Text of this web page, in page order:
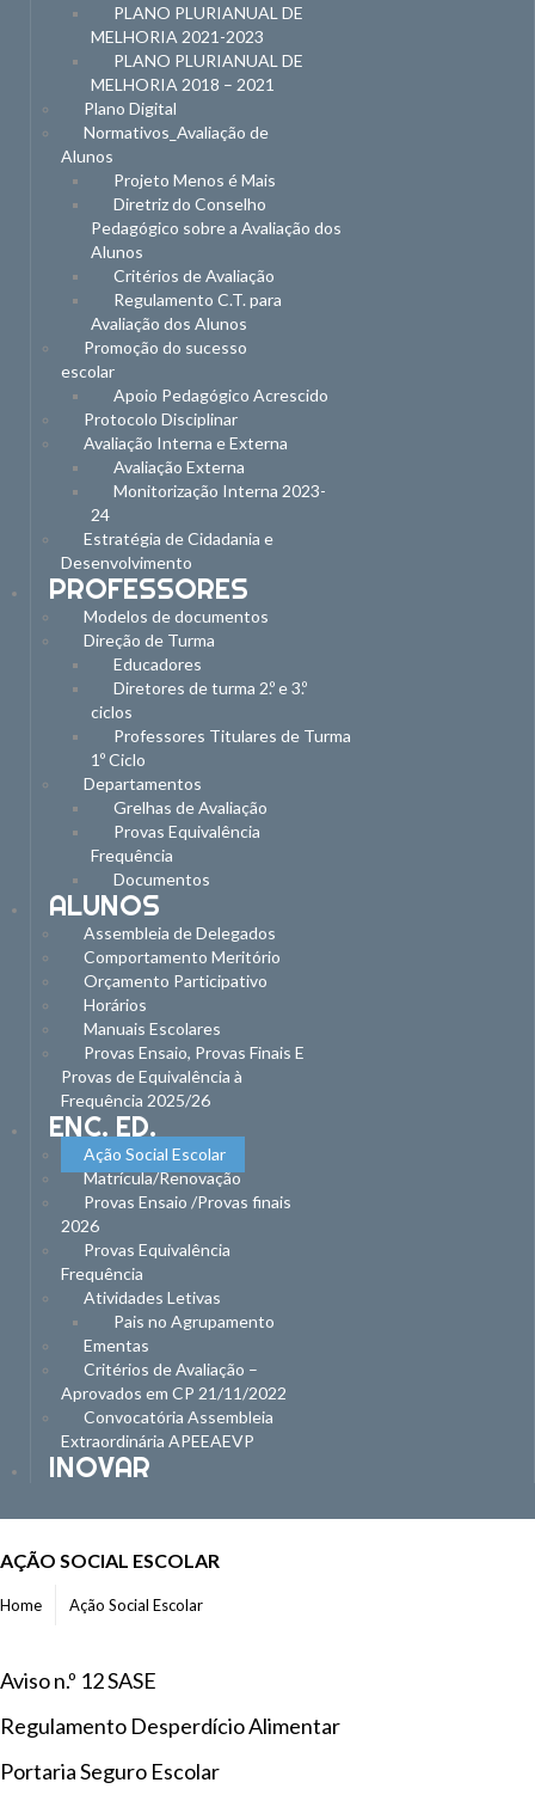
PLANO PLURIANUAL DE
MELHORIA 2021-2023
PLANO PLURIANUAL DE
MELHORIA 2018 – 2021
Plano Digital
Normativos_Avaliação de
Alunos
Projeto Menos é Mais
Diretriz do Conselho
Pedagógico sobre a Avaliação dos
Alunos
Critérios de Avaliação
Regulamento C.T. para
Avaliação dos Alunos
Promoção do sucesso
escolar
Apoio Pedagógico Acrescido
Protocolo Disciplinar
Avaliação Interna e Externa
Avaliação Externa
Monitorização Interna 2023-
24
Estratégia de Cidadania e
Desenvolvimento
PROFESSORES
Modelos de documentos
Direção de Turma
Educadores
Diretores de turma 2.º e 3.º
ciclos
Professores Titulares de Turma
1º Ciclo
Departamentos
Grelhas de Avaliação
Provas Equivalência
Frequência
Documentos
ALUNOS
Assembleia de Delegados
Comportamento Meritório
Orçamento Participativo
Horários
Manuais Escolares
Provas Ensaio, Provas Finais E
Provas de Equivalência à
Frequência 2025/26
ENC. ED.
Ação Social Escolar
Matrícula/Renovação
Provas Ensaio /Provas finais
2026
Provas Equivalência
Frequência
Atividades Letivas
Pais no Agrupamento
Ementas
Critérios de Avaliação –
Aprovados em CP 21/11/2022
Convocatória Assembleia
Extraordinária APEEAEVP
INOVAR
AÇÃO SOCIAL ESCOLAR
Home Ação Social Escolar
Aviso n.º 12 SASE
Regulamento Desperdício Alimentar
Portaria Seguro Escolar